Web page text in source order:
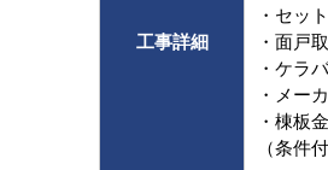
工事詳細
・セッ
・面戸
・ケラ
・メー
・棟板
（条件